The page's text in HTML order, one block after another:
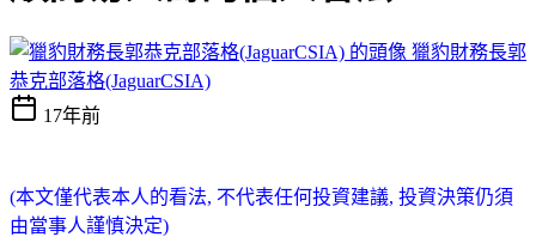
獵豹財務長郭
恭克部落格(JaguarCSIA)
17年前
(本文僅代表本人的看法, 不代表任何投資建議, 投資決策仍須
由當事人謹慎決定)